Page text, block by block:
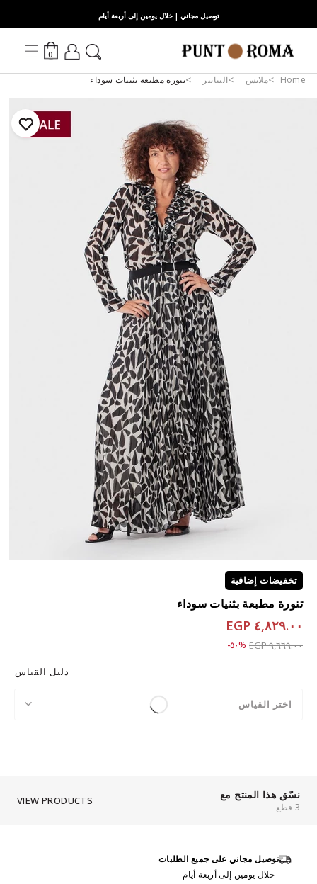
توصيل مجاني | خلال يومين إلى أربعة أيام
0
Home ملابس التنانير تنورة مطبعة بثنيات سوداء
تخفيضات إضافية
تنورة مطبعة بثنيات سوداء
٤,٨٢٩.٠٠ EGP
Price reduced from
٩,٦٦٩.٠٠ EGP to ٤,٨٢٩.٠٠ EGP%٥٠-
دليل القياس
اختر القياس
نسّق هذا المنتج مع
3 قطع
VIEW PRODUCTS
توصيل مجاني على جميع الطلبات
خلال يومين إلى أربعة أيام